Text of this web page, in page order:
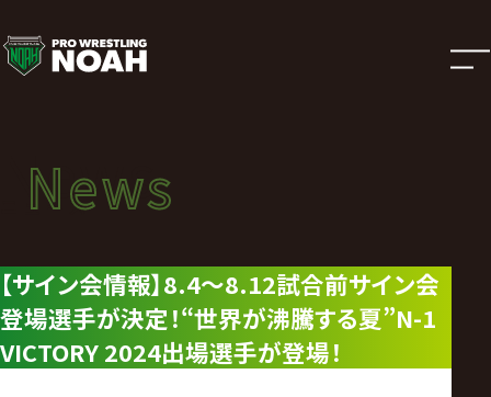
ニ
ュ
ー
ス
|
プ
News
ニュース
News
【サイン会情報】8.4～8.12試合前サイン会
登場選手が決定！“世界が沸騰する夏”N-1
VICTORY 2024出場選手が登場！